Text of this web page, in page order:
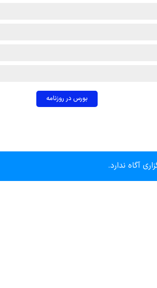
بورس در روزنامه
آگاه ندارد.